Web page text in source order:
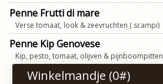
Penne Frutti di mare
Verse tomaat, look & zeevruchten ( scampi)
Penne Kip Genovese
Kip, pesto, tomaat, olijven & pijnboompitten
Winkelmandje (0#)